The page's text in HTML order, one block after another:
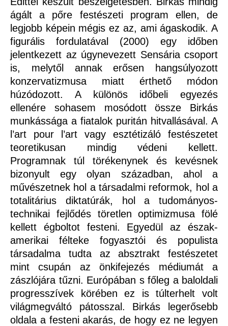
ágált a pőre festészeti program ellen, de
legjobb képein mégis ez az, ami ágaskodik. A
figurális fordulatával (2000) egy időben
jelentkezett az úgynevezett Sensária csoport
is, melytől annak erősen hangsúlyozott
konzervatizmusa miatt érthető módon
húzódozott. A különös időbeli egyezés
ellenére sohasem mosódott össze Birkás
munkássága a fiatalok puritán hitvallásával. A
l’art pour l’art vagy esztétizáló festészetet
teoretikusan mindig védeni kellett.
Programnak túl törékenynek és kevésnek
bizonyult egy olyan században, ahol a
művészetnek hol a társadalmi reformok, hol a
totalitárius diktatúrák, hol a tudományos-
technikai fejlődés töretlen optimizmusa fölé
kellett égboltot festeni. Egyedül az észak-
amerikai félteke fogyasztói és populista
társadalma tudta az absztrakt festészetet
mint csupán az önkifejezés médiumát a
zászlójára tűzni. Európában s főleg a baloldali
progresszívek körében ez is túlterhelt volt
világmegváltó pátosszal. Birkás legerősebb
oldala a festeni akarás, de hogy ez ne legyen